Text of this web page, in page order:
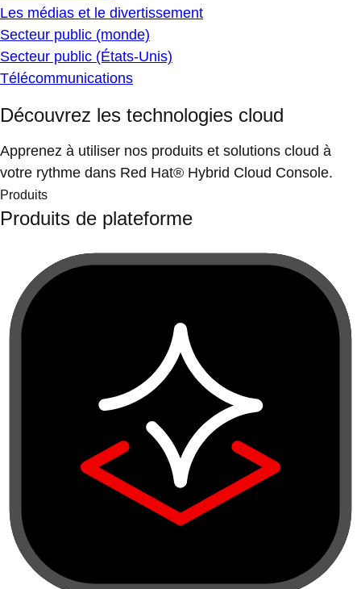
Les médias et le divertissement
Secteur public (monde)
Secteur public (États-Unis)
Télécommunications
Découvrez les technologies cloud
Apprenez à utiliser nos produits et solutions cloud à
votre rythme dans Red Hat® Hybrid Cloud Console.
Produits
Produits de plateforme